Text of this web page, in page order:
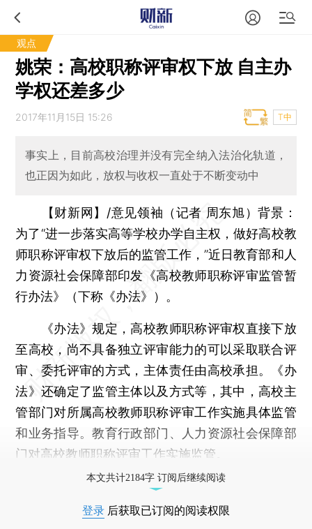
观点
姚荣：高校职称评审权下放 自主办
学权还差多少
2017年11月15日 15:26 T中
事实上，目前高校治理并没有完全纳入法治化轨道，
也正因为如此，放权与收权一直处于不断变动中
【财新网】/意见领袖（记者 周东旭）背景：
为了“进一步落实高等学校办学自主权，做好高校教
师职称评审权下放后的监管工作，”近日教育部和人
力资源社会保障部印发《高校教师职称评审监管暂
行办法》（下称《办法》）。
《办法》规定，高校教师职称评审权直接下放
至高校，尚不具备独立评审能力的可以采取联合评
审、委托评审的方式，主体责任由高校承担。《办
法》还确定了监管主体以及方式等，其中，高校主
管部门对所属高校教师职称评审工作实施具体监管
和业务指导。教育行政部门、人力资源社会保障部
门对高校教师职称评审工作实施监管。
本文共计2184字 订阅后继续阅读
登录 后获取已订阅的阅读权限